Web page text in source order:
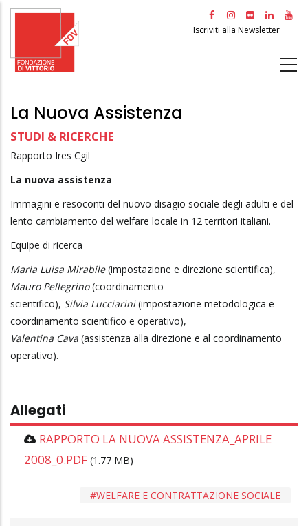
Salta
principale
Iscriviti alla Newsletter
La Nuova Assistenza
STUDI & RICERCHE
Rapporto Ires Cgil
La nuova assistenza
Immagini e resoconti del nuovo disagio sociale degli adulti e del
lento cambiamento del welfare locale in 12 territori italiani.
Equipe di ricerca
Maria Luisa Mirabile(impostazione e direzione scientifica),
Mauro Pellegrino(coordinamento
scientifico), Silvia Lucciarini(impostazione metodologica e
coordinamento scientifico e operativo),
Valentina Cava (assistenza alla direzione e al coordinamento
operativo).
Allegati
RAPPORTO LA NUOVA ASSISTENZA_APRILE
2008_0.PDF (1.77 MB)
WELFARE E CONTRATTAZIONE SOCIALE